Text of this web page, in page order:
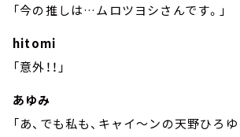
「今の推しは…ムロツヨシさんです。」
hitomi
「意外！！」
あゆみ
「あ、でも私も、キャイ～ンの天野ひろ